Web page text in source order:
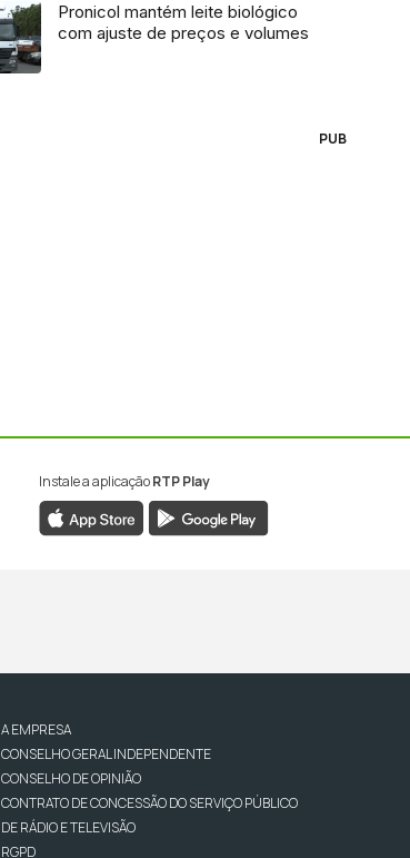
Pronicol mantém leite biológico
com ajuste de preços e volumes
PUB
Instale a aplicaçãoRTP Play
A EMPRESA
CONSELHO GERAL INDEPENDENTE
CONSELHO DE OPINIÃO
CONTRATO DE CONCESSÃO DO SERVIÇO PÚBLICO
DE RÁDIO E TELEVISÃO
RGPD